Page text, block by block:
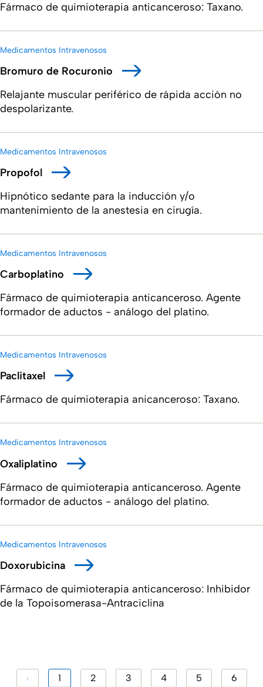
Fármaco de quimioterapia anticanceroso: Taxano.
Relajante muscular periférico de rápida acción no
despolarizante.
Medicamentos Intravenosos
Bromuro de Rocuronio
Hipnótico sedante para la inducción y/o
mantenimiento de la anestesia en cirugía.
Medicamentos Intravenosos
Propofol
Fármaco de quimioterapia anticanceroso. Agente
formador de aductos - análogo del platino.
Medicamentos Intravenosos
Carboplatino
Fármaco de quimioterapia anicanceroso: Taxano.
Medicamentos Intravenosos
Paclitaxel
Fármaco de quimioterapia anticanceroso. Agente
formador de aductos - análogo del platino.
Medicamentos Intravenosos
Oxaliplatino
Fármaco de quimioterapia anticanceroso: Inhibidor
de la Topoisomerasa-Antraciclina
Medicamentos Intravenosos
Doxorubicina
‹ 1 2 3 4 5 6